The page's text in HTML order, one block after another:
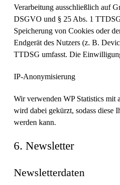
Verarbeitung ausschließlich auf
DSGVO und § 25 Abs. 1
Speicherung von Cookies oder
Endgerät des Nutzers (z. B.
TTDSG umfasst. Die
IP-Anonymisierung
Wir verwenden WP Statistics mit
wird dabei gekürzt, sodass diese
werden kann.
6. Newsletter
Newsletter­daten